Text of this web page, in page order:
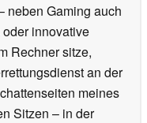
neben Gaming auch
innovative
Rechner sitze,
an der
meines
Sitzen – in der